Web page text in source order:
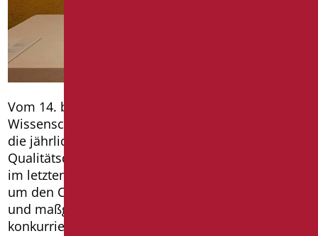
Vom 14. bis 20. Oktober wird im Museum für
Wissenschaft und Technologie Leonardo Da Vinci
die jährliche Auswahl an italienischem
Qualitätsdesign präsentiert, d.h. die Produkte, die
im letzten Jahr in Produktion gegangen sind und
um den Compasso d’Oro ADI Award, den ältesten
und maßgeblichsten globalen Welt-Designpreis,
konkurrieren.